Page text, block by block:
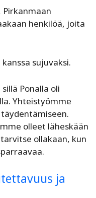
henkilöä, joita
sujuvaksi.
Ponalla oli
Yhteistyömme
olleet läheskään
ollakaan, kun
ja